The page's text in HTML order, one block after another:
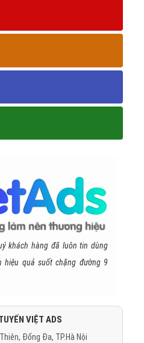
khách hàng đã luôn tin dùng
hiệu quả suốt chặng đường 9
VIỆT ADS
Đống Đa, TP.Hà Nội